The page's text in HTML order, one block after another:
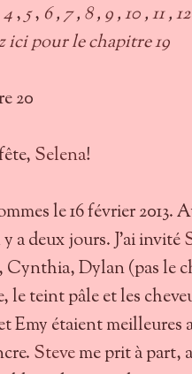
4,5, 6,7, 8, 9,10,11,12
ici pour le chapitre 19
20
Selena!
le 16 février
y a deux jours. J’ai invité
Cynthia, Dylan (pas le
le teint pâle et les
Emy étaient meilleures
Steveme prit à part,